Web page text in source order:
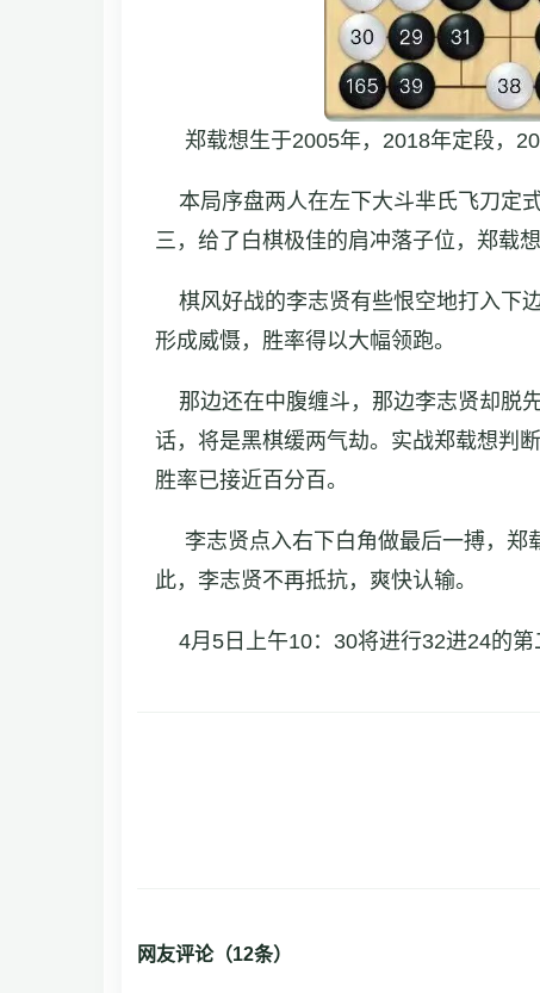
郑载想生于2005年，2018年定段，
本局序盘两人在左下大斗芈氏飞刀定
三，给了白棋极佳的肩冲落子位，郑载
棋风好战的李志贤有些恨空地打入下
形成威慑，胜率得以大幅领跑。
那边还在中腹缠斗，那边李志贤却脱
话，将是黑棋缓两气劫。实战郑载想判
胜率已接近百分百。
李志贤点入右下白角做最后一搏，郑
此，李志贤不再抵抗，爽快认输。
4月5日上午10：30将进行32进24的第
网友评论（12条）